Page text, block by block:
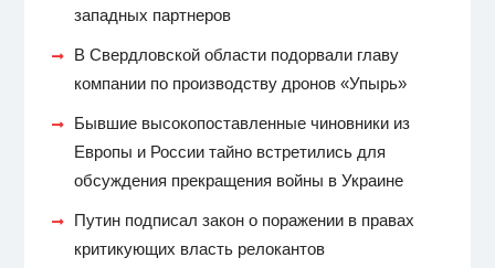
западных партнеров
В Свердловской области подорвали главу
компании по производству дронов «Упырь»
Бывшие высокопоставленные чиновники из
Европы и России тайно встретились для
обсуждения прекращения войны в Украине
Путин подписал закон о поражении в правах
критикующих власть релокантов